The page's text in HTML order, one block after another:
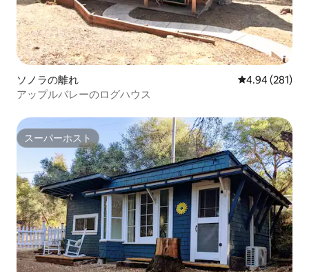
ソノラの離れ レビュー281
4.94 (281)
アップルバレーのログハウス
スーパーホスト
スーパーホスト